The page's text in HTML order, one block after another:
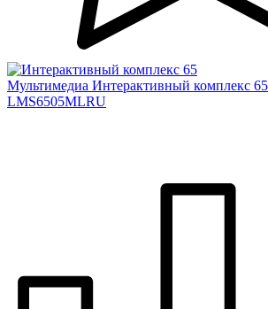
Мультимедиа Интерактивный комплекс
LMS6505MLRU